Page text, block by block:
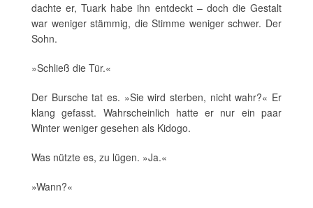
dachte er, Tuark habe ihn entdeckt – doch die Gestalt
war weniger stämmig, die Stimme weniger schwer. Der
Sohn.
»Schließ die Tür.«
Der Bursche tat es. »Sie wird sterben, nicht wahr?« Er
klang gefasst. Wahrscheinlich hatte er nur ein paar
Winter weniger gesehen als Kidogo.
Was nützte es, zu lügen. »Ja.«
»Wann?«